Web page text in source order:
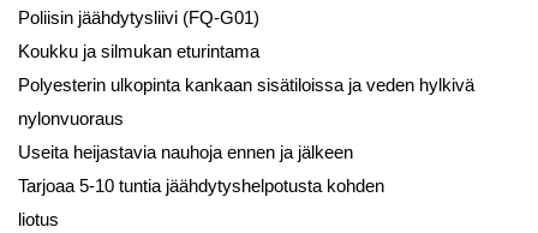
Poliisin jäähdytysliivi (FQ-G01)
Koukku ja silmukan eturintama
Polyesterin ulkopinta kankaan sisätiloissa ja veden hylkivä
nylonvuoraus
Useita heijastavia nauhoja ennen ja jälkeen
Tarjoaa 5-10 tuntia jäähdytyshelpotusta kohden
liotus